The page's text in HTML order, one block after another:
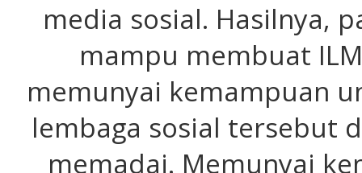
media sosial. Hasilnya,
mampu membuat
memunyai kemampuan
lembaga sosial tersebut
memadai. Memunyai